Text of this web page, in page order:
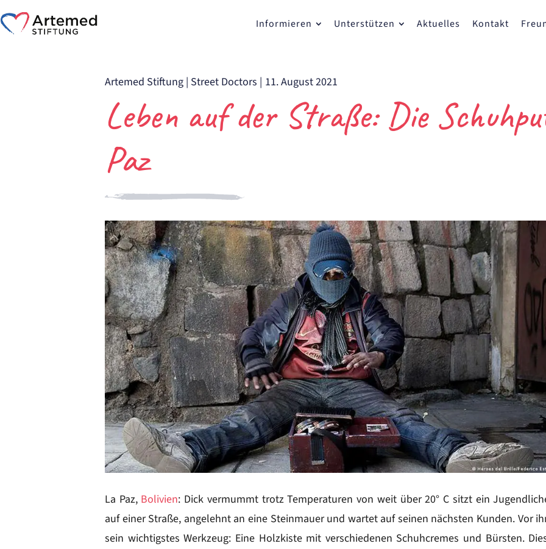
Informieren Unterstützen Aktuelles Kontakt
Artemed Stiftung | Street Doctors | 11. August 2021
Leben auf der Straße: Die
Paz
La Paz, Bolivien: Dick vermummt trotz Temperaturen von weit über 20° C sitzt ein
auf einer Straße, angelehnt an eine Steinmauer und wartet auf seinen nächsten Kunden. Vor
sein wichtigstes Werkzeug: Eine Holzkiste mit verschiedenen Schuhcremes und Bürsten.